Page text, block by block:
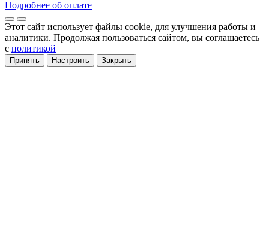
Подробнее об оплате
Этот сайт использует файлы cookie, для улучшения работы и
аналитики. Продолжая пользоваться сайтом, вы соглашаетесь
с политикой
Принять Настроить Закрыть